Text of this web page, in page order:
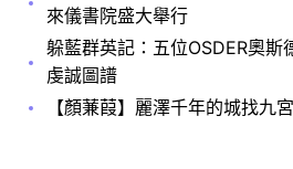
來儀書院盛大舉行
躲藍群英記：五位OSDER奧斯
虔誠圖譜
【顏蒹葭】麗澤千年的城找九